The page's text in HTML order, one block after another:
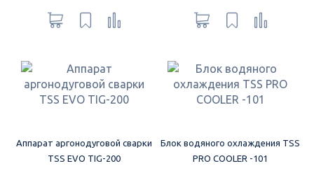
Аппарат аргонодуговой сварки
TSS EVO TIG-200
Блок водяного охлаждения TSS
PRO COOLER -101